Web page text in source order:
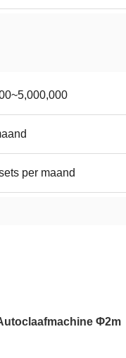
per maand
Φ2m